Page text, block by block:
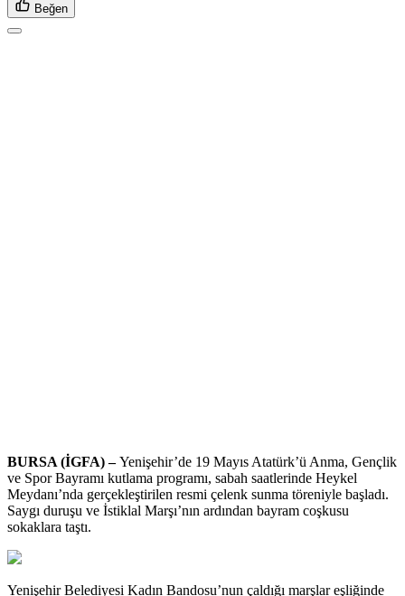
Beğen
BURSA (İGFA) –Yenişehir’de 19 Mayıs Atatürk’ü Anma, Gençlik
ve Spor Bayramı kutlama programı, sabah saatlerinde Heykel
Meydanı’nda gerçekleştirilen resmi çelenk sunma töreniyle başladı.
Saygı duruşu ve İstiklal Marşı’nın ardından bayram coşkusu
sokaklara taştı.
Yenişehir Belediyesi Kadın Bandosu’nun çaldığı marşlar eşliğinde